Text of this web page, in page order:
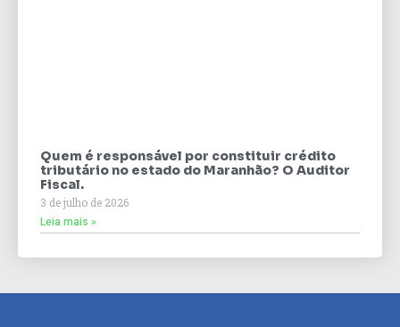
Quem é responsável por constituir crédito
tributário no estado do Maranhão? O Auditor
Fiscal.
3 de julho de 2026
Leia mais »